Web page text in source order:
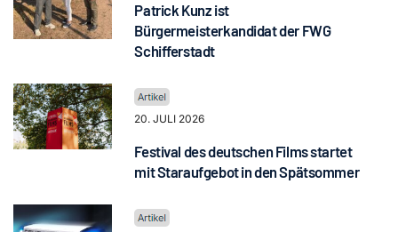
Patrick Kunz ist
Bürgermeisterkandidat der FWG
Schifferstadt
20. JULI 2026
Festival des deutschen Films startet
mit Staraufgebot in den Spätsommer